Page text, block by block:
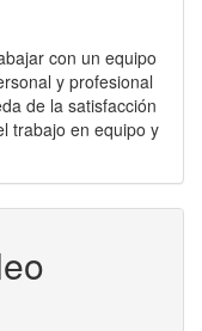
con un equipo
y profesional
de la satisfacción
trabajo en equipo y